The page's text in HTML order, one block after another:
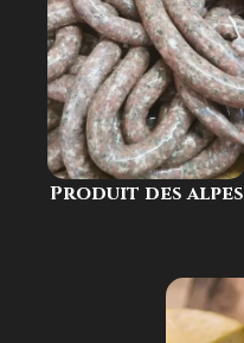
Produit des alpes